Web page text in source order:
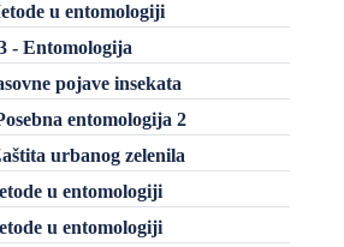
u entomologiji
- Entomologija
pojave insekata
entomologija 2
urbanog zelenila
u entomologiji
u entomologiji